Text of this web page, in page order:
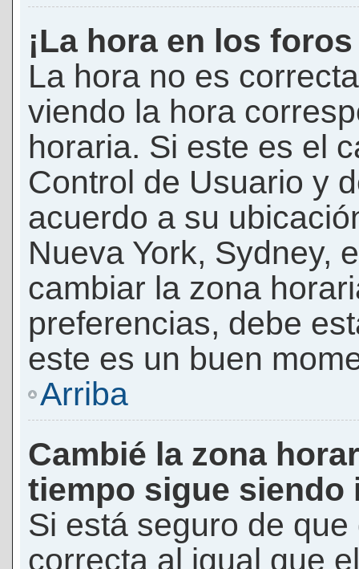
¡La hora en los
La hora no es
viendo la hora
horaria. Si este es el
Control de Usuario y
acuerdo a su
Nueva York, Sydney,
cambiar la zona
preferencias, debe
este es un buen
Arriba
Cambié la zona
tiempo sigue siendo
Si está seguro de
correcta al igual que